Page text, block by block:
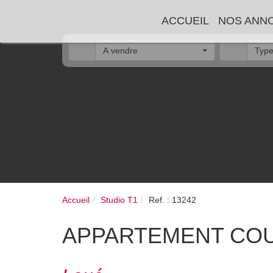
ACCUEIL
Accueil Studio T1 Ref. : 13242
APPARTEMENT